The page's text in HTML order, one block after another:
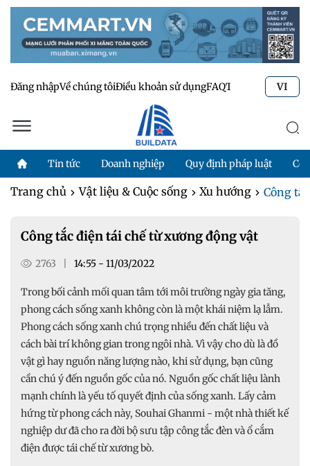
Đăng nhậpVề chúng tôiĐiều khoản sử dụngFAQTư vấn kỹ thuật
VI
Tin tức Doanh nghiệp Quy định pháp luật
Trang chủ Vật liệu & Cuộc sống Xu hướng Công
Công tắc điện tái chế từ xương động vật
2763 14:55 - 11/03/2022
Trong bối cảnh mối quan tâm tới môi trường ngày gia tăng,
phong cách sống xanh không còn là một khái niệm lạ lẫm.
Phong cách sống xanh chú trọng nhiều đến chất liệu và
cách bài trí không gian trong ngôi nhà. Vì vậy cho dù là đồ
vật gì hay nguồn năng lượng nào, khi sử dụng, bạn cũng
cần chú ý đến nguồn gốc của nó. Nguồn gốc chất liệu lành
mạnh chính là yếu tố quyết định của sống xanh. Lấy cảm
hứng từ phong cách này, Souhai Ghanmi - một nhà thiết kế
nghiệp dư đã cho ra đời bộ sưu tập công tắc đèn và ổ cắm
điện được tái chế từ xương bò.